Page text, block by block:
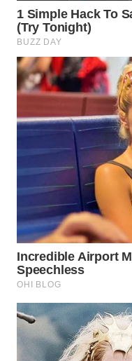
TANGERANG
WN
BINJAI
CIREBON
INDRAMAYU
WN
KUNINGAN
WN
MAJALENGKA
WN
SUBANG